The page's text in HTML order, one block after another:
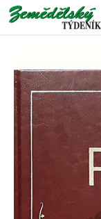
Komentář
Akce
E-shop
Kontakt